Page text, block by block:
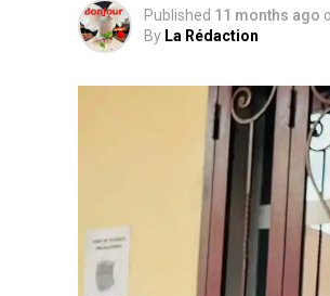
Published 11 months ago
By La Rédaction